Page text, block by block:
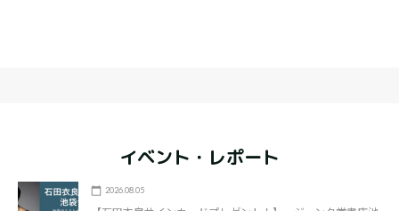
イベント・レポート
2026.08.05